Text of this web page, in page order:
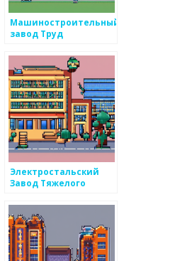
Машиностроительный
завод Труд
Электростальский
Завод Тяжелого